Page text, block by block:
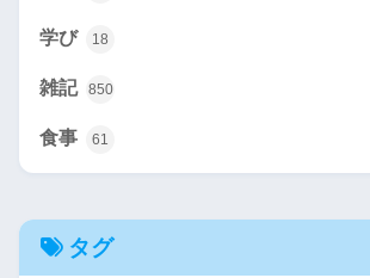
学び 18
雑記 850
食事 61
タグ